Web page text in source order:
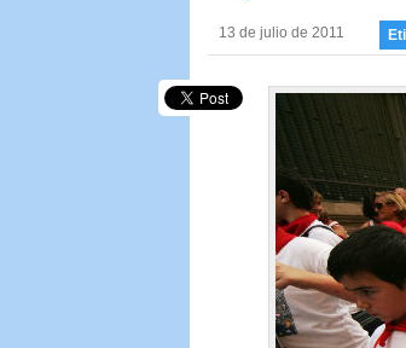
13 de julio de 2011